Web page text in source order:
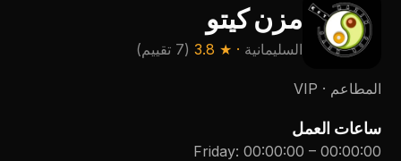
مزن كيتو
السليمانية · ★
3.8
(7 تقييم )
المطاعم · VIP
ساعات العمل
Friday: 00:00:00 – 00:00:00